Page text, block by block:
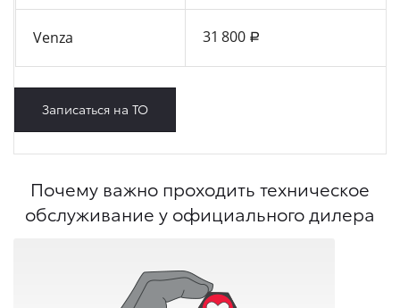
Venza 31 800 a
Записаться на ТО
Почему важно проходить техническое
обслуживание у официального дилера